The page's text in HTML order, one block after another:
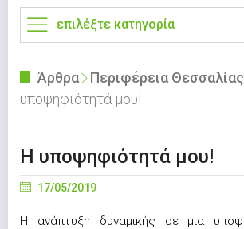
επιλέξτε κατηγορία
Άρθρα Περιφέρεια Θεσσαλίας
υποψηφιότητά μου!
Η υποψηφιότητά μου!
17/05/2019
Η ανάπτυξη δυναμικής σε μια